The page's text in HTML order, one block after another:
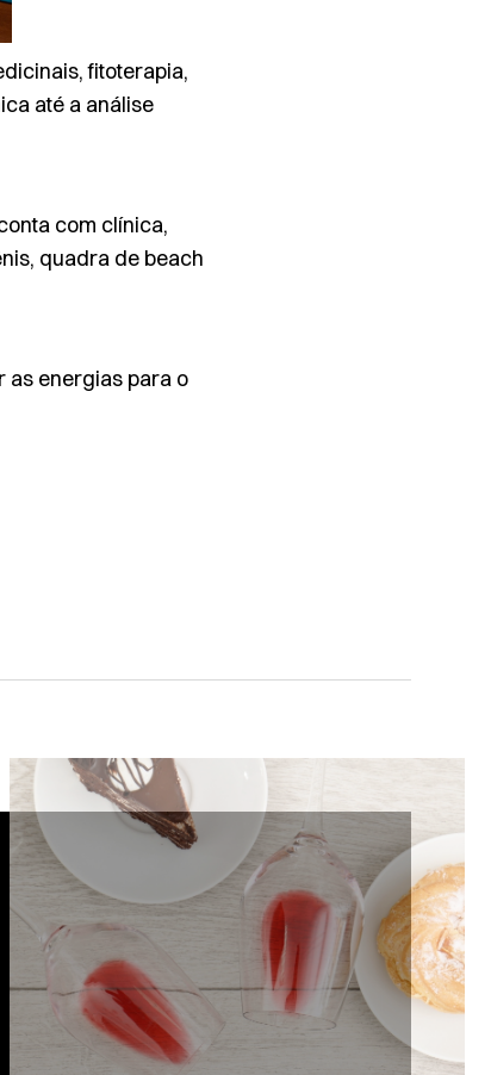
fitoterapia,
até a análise
com clínica,
quadra de beach
as energias para o